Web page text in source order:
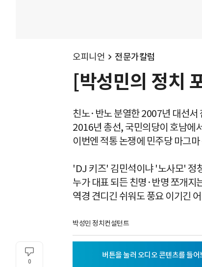
오피니언 전문가칼럼
[박성민의 정치
친노·반노 분열한 2007년 대선서
2016년 총선, 국민의당이 호남에
이번엔 적통 논쟁에 민주당 마그마
'DJ 키즈' 김민석이냐 '노사모' 정
누가 대표 되든 친명·반명 쪼개지
역경 견디긴 쉬워도 풍요 이기긴
박성민 정치컨설턴트
0